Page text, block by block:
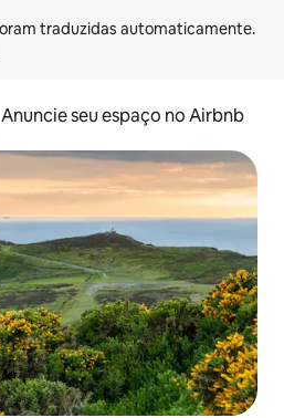
Anuncie seu espaço no Airbnb